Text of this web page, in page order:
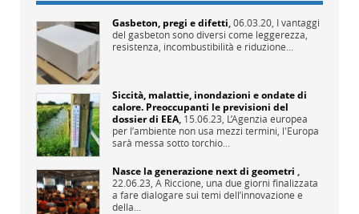
Gasbeton, pregi e difetti,06.03.20, I vantaggi
del gasbeton sono diversi come leggerezza,
resistenza, incombustibilità e riduzione...
Siccità, malattie, inondazioni e ondate di
calore. Preoccupanti le previsioni del
dossier di EEA, 15.06.23, L’Agenzia europea
per l’ambiente non usa mezzi termini, l'Europa
sarà messa sotto torchio...
Nasce la generazione next di geometri ,
22.06.23, A Riccione, una due giorni finalizzata
a fare dialogare sui temi dell’innovazione e
della...